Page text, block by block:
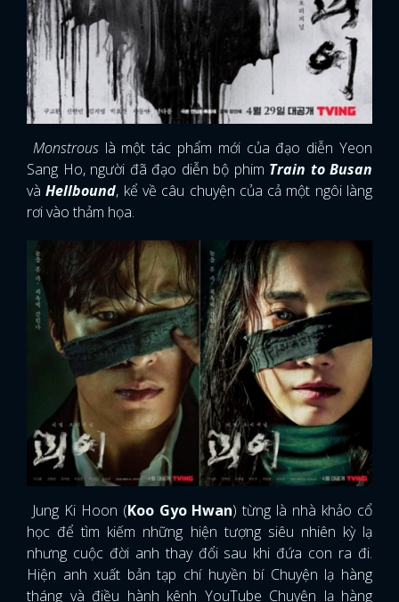
Monstrouslà một tác phẩm mới của đạo diễn Yeon
Sang Ho, người đã đạo diễn bộ phim Train to Busan
vàHellbound, kể về câu chuyện của cả một ngôi làng
rơi vào thảm họa.
Jung Ki Hoon (Koo Gyo Hwan) từng là nhà khảo cổ
học để tìm kiếm những hiện tượng siêu nhiên kỳ lạ
nhưng cuộc đời anh thay đổi sau khi đứa con ra đi.
Hiện anh xuất bản tạp chí huyền bí Chuyện lạ hàng
tháng và điều hành kênh YouTube Chuyện lạ hàng